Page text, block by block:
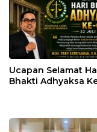
Ucapan Selamat
Bhakti Adhyaksa